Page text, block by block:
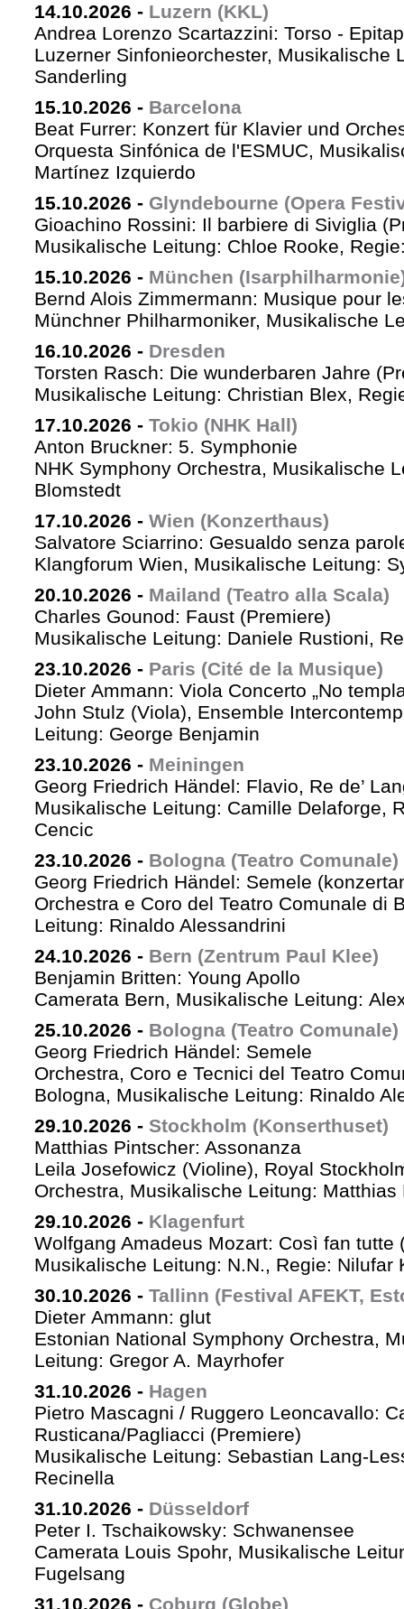
14.10.2026 - Luzern (KKL)
Andrea Lorenzo Scartazzini: Torso -
Luzerner Sinfonieorchester, Musikalische
Sanderling
15.10.2026 - Barcelona
Beat Furrer: Konzert für Klavier und
Orquesta Sinfónica de l'ESMUC,
Martínez Izquierdo
15.10.2026 - Glyndebourne (Opera
Gioachino Rossini: Il barbiere di Siviglia
Musikalische Leitung: Chloe Rooke,
15.10.2026 - München
Bernd Alois Zimmermann: Musique pour
Münchner Philharmoniker, Musikalische
16.10.2026 - Dresden
Torsten Rasch: Die wunderbaren Jahre
Musikalische Leitung: Christian Blex,
17.10.2026 - Tokio (NHK Hall)
Anton Bruckner: 5. Symphonie
NHK Symphony Orchestra, Musikalische
Blomstedt
17.10.2026 - Wien (Konzerthaus)
Salvatore Sciarrino: Gesualdo senza
Klangforum Wien, Musikalische Leitung:
20.10.2026 - Mailand (Teatro alla Scala)
Charles Gounod: Faust (Premiere)
Musikalische Leitung: Daniele Rustioni,
23.10.2026 - Paris (Cité de la Musique)
Dieter Ammann: Viola Concerto „No
John Stulz (Viola), Ensemble
Leitung: George Benjamin
23.10.2026 - Meiningen
Georg Friedrich Händel: Flavio, Re de’
Musikalische Leitung: Camille Delaforge,
Cencic
23.10.2026 - Bologna (Teatro Comunale)
Georg Friedrich Händel: Semele
Orchestra e Coro del Teatro Comunale di
Leitung: Rinaldo Alessandrini
24.10.2026 - Bern (Zentrum Paul Klee)
Benjamin Britten: Young Apollo
Camerata Bern, Musikalische Leitung:
25.10.2026 - Bologna (Teatro Comunale)
Georg Friedrich Händel: Semele
Orchestra, Coro e Tecnici del Teatro
Bologna, Musikalische Leitung: Rinaldo
29.10.2026 - Stockholm (Konserthuset)
Matthias Pintscher: Assonanza
Leila Josefowicz (Violine), Royal
Orchestra, Musikalische Leitung: Matthias
29.10.2026 - Klagenfurt
Wolfgang Amadeus Mozart: Così fan tutte
Musikalische Leitung: N.N., Regie: Nilufar
30.10.2026 - Tallinn (Festival AFEKT,
Dieter Ammann: glut
Estonian National Symphony Orchestra,
Leitung: Gregor A. Mayrhofer
31.10.2026 - Hagen
Pietro Mascagni / Ruggero Leoncavallo:
Rusticana/Pagliacci (Premiere)
Musikalische Leitung: Sebastian Lang-
Recinella
31.10.2026 - Düsseldorf
Peter I. Tschaikowsky: Schwanensee
Camerata Louis Spohr, Musikalische
Fugelsang
31.10.2026 - Coburg (Globe)